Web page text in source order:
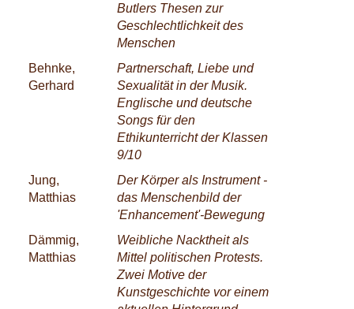
Butlers Thesen zur
Geschlechtlichkeit des
Menschen
Behnke,
Gerhard
Partnerschaft, Liebe und
Sexualität in der Musik.
Englische und deutsche
Songs für den
Ethikunterricht der Klassen
9/10
Jung,
Matthias
Der Körper als Instrument -
das Menschenbild der
'Enhancement'-Bewegung
Dämmig,
Matthias
Weibliche Nacktheit als
Mittel politischen Protests.
Zwei Motive der
Kunstgeschichte vor einem